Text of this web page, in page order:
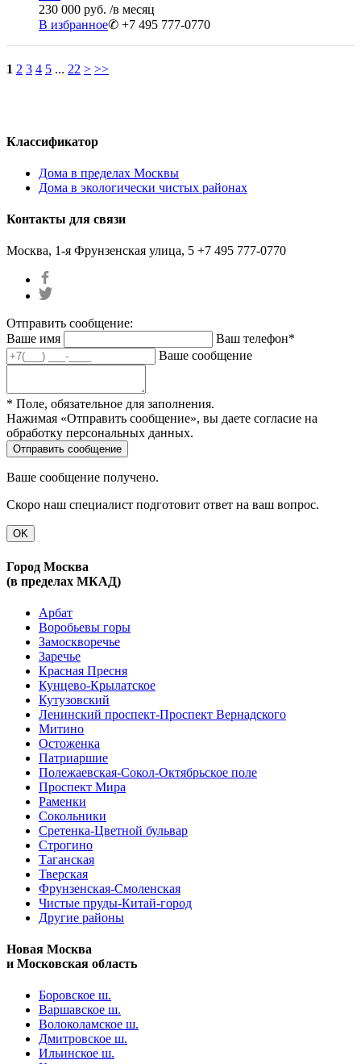
230 000 руб. /в месяц
В избранное✆ +7 495 777-0770
1 2 3 4 5 ... 22 > >>
Классификатор
Дома в пределах Москвы
Дома в экологически чистых районах
Контакты для связи
Москва, 1-я Фрунзенская улица, 5 +7 495 777-0770
Отправить сообщение:
Ваше имя
Ваш телефон*
Ваше сообщение
* Поле, обязательное для заполнения.
Нажимая «Отправить сообщение», вы даете согласие на
обработку персональных данных.
Ваше сообщение получено.
Скоро наш специалист подготовит ответ на ваш вопрос.
OK
Город Москва
(в пределах МКАД)
Арбат
Воробьевы горы
Замоскворечье
Заречье
Красная Пресня
Кунцево-Крылатское
Кутузовский
Ленинский проспект-Проспект Вернадского
Митино
Остоженка
Патриаршие
Полежаевская-Сокол-Октябрьское поле
Проспект Мира
Раменки
Сокольники
Сретенка-Цветной бульвар
Строгино
Таганская
Тверская
Фрунзенская-Смоленская
Чистые пруды-Китай-город
Другие районы
Новая Москва
и Московская область
Боровское ш.
Варшавское ш.
Волоколамское ш.
Дмитровское ш.
Ильинское ш.